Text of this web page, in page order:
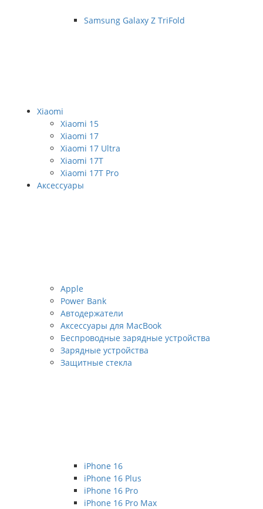
Samsung Galaxy Z TriFold
Xiaomi
Xiaomi 15
Xiaomi 17
Xiaomi 17 Ultra
Xiaomi 17T
Xiaomi 17T Pro
Аксессуары
Apple
Power Bank
Автодержатели
Аксессуары для MacBook
Беспроводные зарядные устройства
Зарядные устройства
Защитные стекла
iPhone 16
iPhone 16 Plus
iPhone 16 Pro
iPhone 16 Pro Max